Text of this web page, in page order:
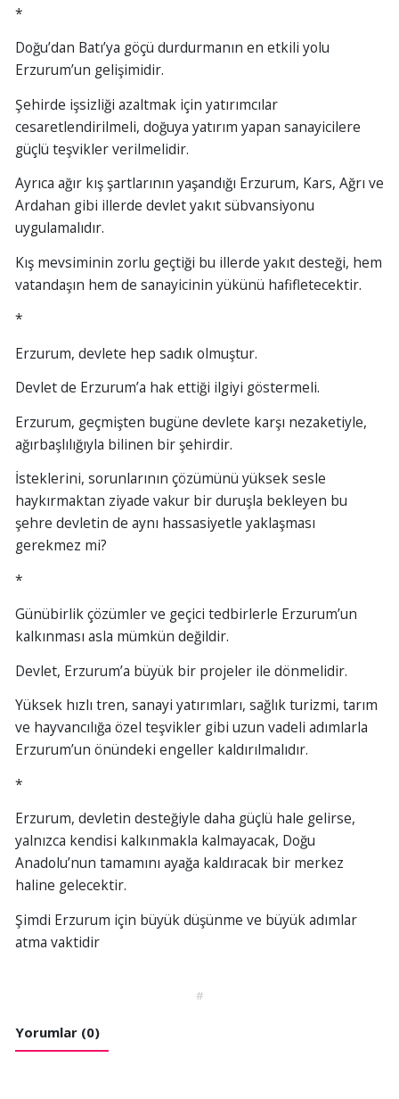
*
Doğu’dan Batı’ya göçü durdurmanın en etkili yolu
Erzurum’un gelişimidir.
Şehirde işsizliği azaltmak için yatırımcılar
cesaretlendirilmeli, doğuya yatırım yapan sanayicilere
güçlü teşvikler verilmelidir.
Ayrıca ağır kış şartlarının yaşandığı Erzurum, Kars, Ağrı ve
Ardahan gibi illerde devlet yakıt sübvansiyonu
uygulamalıdır.
Kış mevsiminin zorlu geçtiği bu illerde yakıt desteği, hem
vatandaşın hem de sanayicinin yükünü hafifletecektir.
*
Erzurum, devlete hep sadık olmuştur.
Devlet de Erzurum’a hak ettiği ilgiyi göstermeli.
Erzurum, geçmişten bugüne devlete karşı nezaketiyle,
ağırbaşlılığıyla bilinen bir şehirdir.
İsteklerini, sorunlarının çözümünü yüksek sesle
haykırmaktan ziyade vakur bir duruşla bekleyen bu
şehre devletin de aynı hassasiyetle yaklaşması
gerekmez mi?
*
Günübirlik çözümler ve geçici tedbirlerle Erzurum’un
kalkınması asla mümkün değildir.
Devlet, Erzurum’a büyük bir projeler ile dönmelidir.
Yüksek hızlı tren, sanayi yatırımları, sağlık turizmi, tarım
ve hayvancılığa özel teşvikler gibi uzun vadeli adımlarla
Erzurum’un önündeki engeller kaldırılmalıdır.
*
Erzurum, devletin desteğiyle daha güçlü hale gelirse,
yalnızca kendisi kalkınmakla kalmayacak, Doğu
Anadolu’nun tamamını ayağa kaldıracak bir merkez
haline gelecektir.
Şimdi Erzurum için büyük düşünme ve büyük adımlar
atma vaktidir
#
Yorumlar (0)